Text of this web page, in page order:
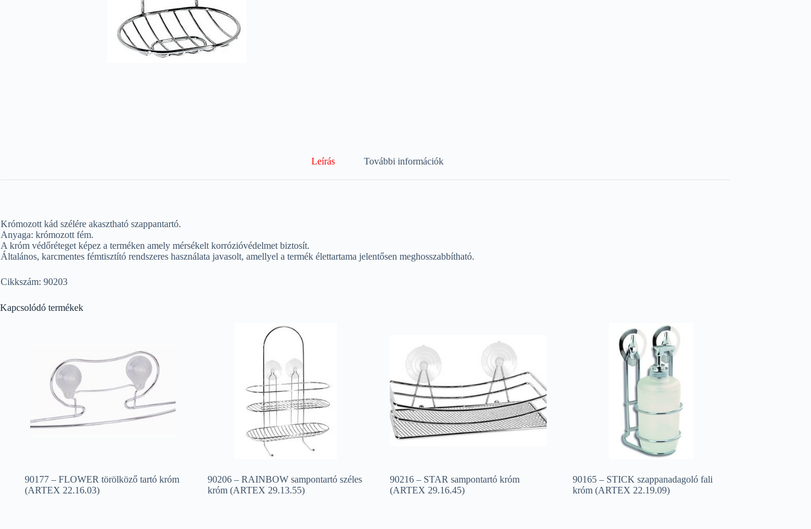
Leírás További információk
Krómozott kád szélére akasztható szappantartó.
Anyaga: krómozott fém.
A króm védőréteget képez a terméken amely mérsékelt korrózióvédelmet biztosít.
Általános, karcmentes fémtisztító rendszeres használata javasolt, amellyel a termék élettartama jelentősen meghosszabbítható.
Cikkszám: 90203
Kapcsolódó termékek
90177 – FLOWER törölköző tartó króm
(ARTEX 22.16.03)
90206 – RAINBOW sampontartó széles
króm (ARTEX 29.13.55)
90216 – STAR sampontartó króm
(ARTEX 29.16.45)
90165 – STICK szappanadagoló fali
króm (ARTEX 22.19.09)